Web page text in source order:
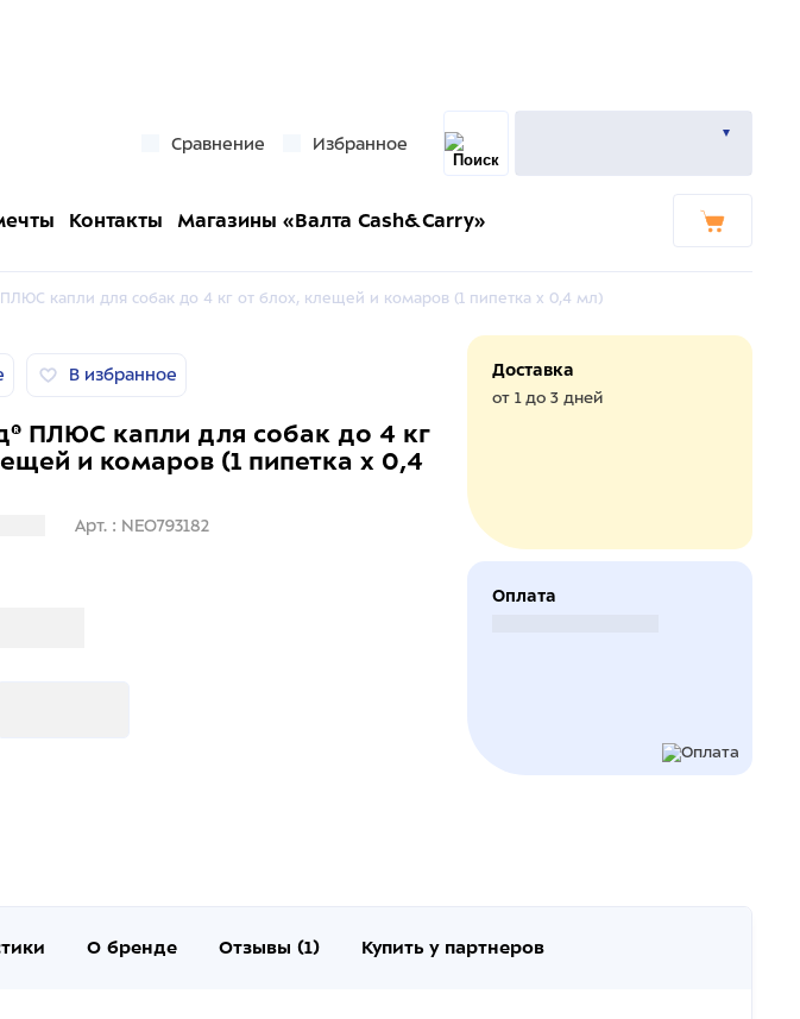
Сравнение Избранное
Контакты Магазины «Валта Cash&Carry»
ПЛЮС капли для собак до 4 кг от блох, клещей и комаров (1 пипетка х 0,4 мл)
В избранное
ПЛЮС капли для собак до 4 кг
и комаров (1 пипетка х 0,4
Арт. : NEO793182
Доставка
от 1 до 3 дней
Оплата
О бренде Отзывы (1) Купить у партнеров